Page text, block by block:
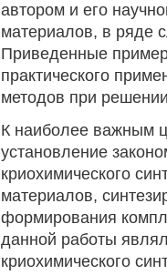
автором и его
материалов, в ряде
Приведенные
практического
методов при
К наиболее важным
установление
криохимического
материалов,
формирования
данной работы
криохимического